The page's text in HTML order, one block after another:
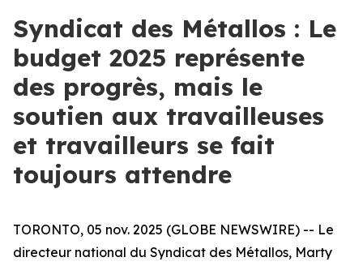
Syndicat des Métallos : Le
budget 2025 représente
des progrès, mais le
soutien aux travailleuses
et travailleurs se fait
toujours attendre
TORONTO, 05 nov. 2025 (GLOBE NEWSWIRE) -- Le
directeur national du Syndicat des Métallos, Marty